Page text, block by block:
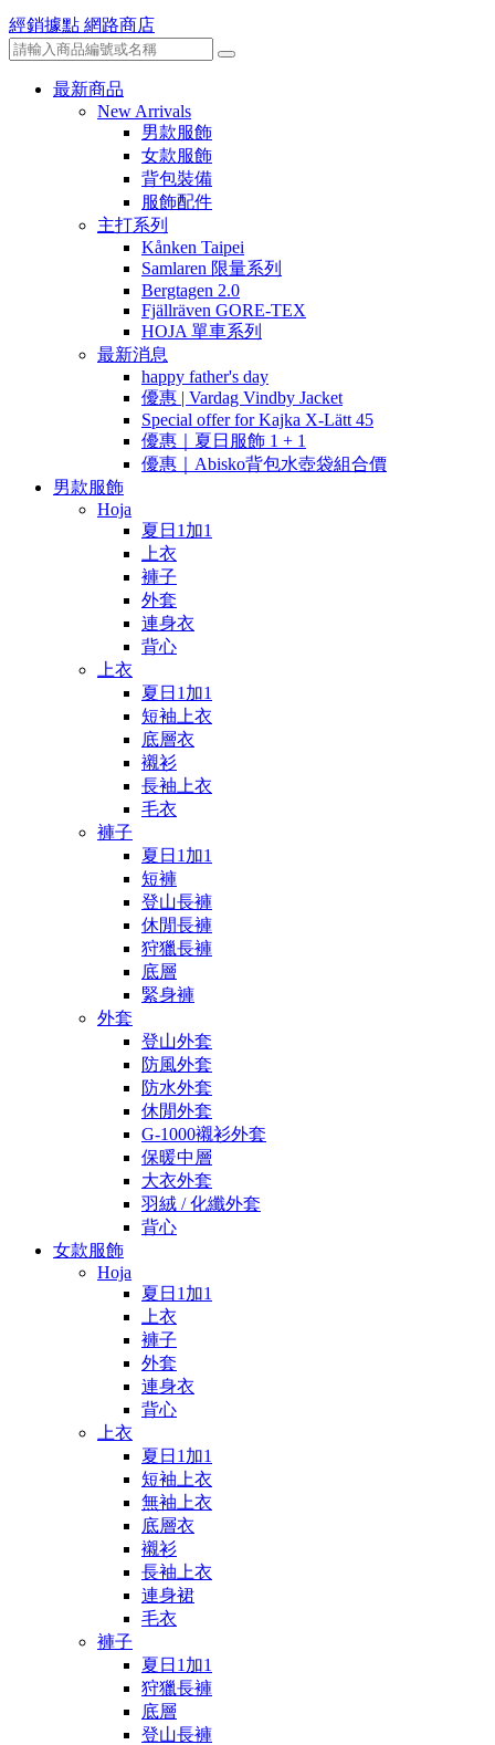
經銷據點 網路商店
最新商品
New Arrivals
男款服飾
女款服飾
背包裝備
服飾配件
主打系列
Kånken Taipei
Samlaren 限量系列
Bergtagen 2.0
Fjällräven GORE-TEX
HOJA 單車系列
最新消息
happy father's day
優惠 | Vardag Vindby Jacket
Special offer for Kajka X-Lätt 45
優惠｜夏日服飾 1 + 1
優惠｜Abisko背包水壺袋組合價
男款服飾
Hoja
夏日1加1
上衣
褲子
外套
連身衣
背心
上衣
夏日1加1
短袖上衣
底層衣
襯衫
長袖上衣
毛衣
褲子
夏日1加1
短褲
登山長褲
休閒長褲
狩獵長褲
底層
緊身褲
外套
登山外套
防風外套
防水外套
休閒外套
G-1000襯衫外套
保暖中層
大衣外套
羽絨 / 化纖外套
背心
女款服飾
Hoja
夏日1加1
上衣
褲子
外套
連身衣
背心
上衣
夏日1加1
短袖上衣
無袖上衣
底層衣
襯衫
長袖上衣
連身裙
毛衣
褲子
夏日1加1
狩獵長褲
底層
登山長褲